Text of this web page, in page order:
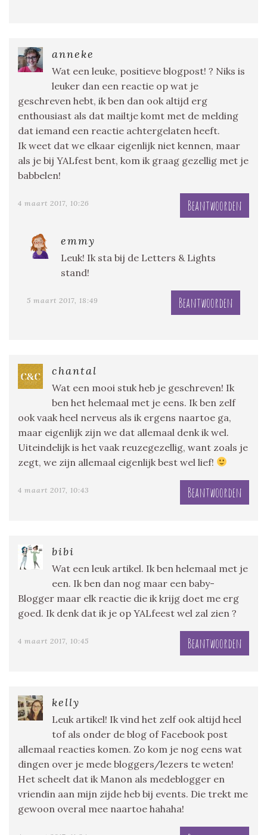
anneke
Wat een leuke, positieve blogpost! ? Niks is
leuker dan een reactie op wat je
geschreven hebt, ik ben dan ook altijd erg
enthousiast als dat mailtje komt met de melding
dat iemand een reactie achtergelaten heeft.
Ik weet dat we elkaar eigenlijk niet kennen, maar
als je bij YALfest bent, kom ik graag gezellig met je
babbelen!
4 maart 2017, 10:26 Beantwoorden
emmy
Leuk! Ik sta bij de Letters & Lights
stand!
5 maart 2017, 18:49 Beantwoorden
chantal
Wat een mooi stuk heb je geschreven! Ik
ben het helemaal met je eens. Ik ben zelf
ook vaak heel nerveus als ik ergens naartoe ga,
maar eigenlijk zijn we dat allemaal denk ik wel.
Uiteindelijk is het vaak reuzegezellig, want zoals je
zegt, we zijn allemaal eigenlijk best wel lief!
4 maart 2017, 10:43 Beantwoorden
bibi
Wat een leuk artikel. Ik ben helemaal met je
een. Ik ben dan nog maar een baby-
Blogger maar elk reactie die ik krijg doet me erg
goed. Ik denk dat ik je op YALfeest wel zal zien ?
4 maart 2017, 10:45 Beantwoorden
kelly
Leuk artikel! Ik vind het zelf ook altijd heel
tof als onder de blog of Facebook post
allemaal reacties komen. Zo kom je nog eens wat
dingen over je mede bloggers/lezers te weten!
Het scheelt dat ik Manon als medeblogger en
vriendin aan mijn zijde heb bij events. Die trekt me
gewoon overal mee naartoe hahaha!